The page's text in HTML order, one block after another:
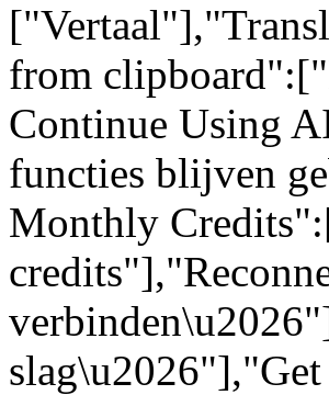
from
Continue Using
functies blijven
Monthly